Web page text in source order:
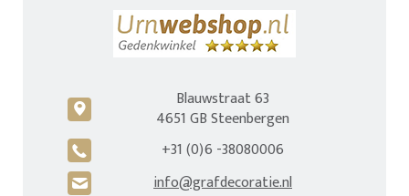
c
Blauwstraat 63
4651 GB Steenbergen
A +31 (0)6 -38080006
H info@grafdecoratie.nl